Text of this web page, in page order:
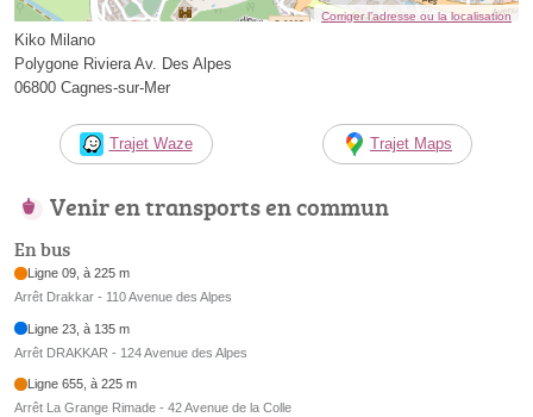
Corriger l’adresse ou la localisation
Kiko Milano
Polygone Riviera Av. Des Alpes
06800 Cagnes-sur-Mer
Trajet Waze Trajet Maps
Venir en transports en commun
En bus
Ligne 09, à 225 m
Arrêt Drakkar - 110 Avenue des Alpes
Ligne 23, à 135 m
Arrêt DRAKKAR - 124 Avenue des Alpes
Ligne 655, à 225 m
Arrêt La Grange Rimade - 42 Avenue de la Colle